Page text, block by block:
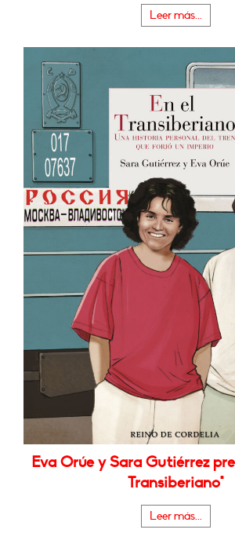
Leer más...
Eva Orúe y Sara Gutiérrez
Transiberiano"
Leer más...